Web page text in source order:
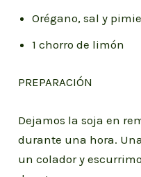
Orégano, sal y
1 chorro de limón
PREPARACIÓN
Dejamos la soja en
durante una hora.
un colador y